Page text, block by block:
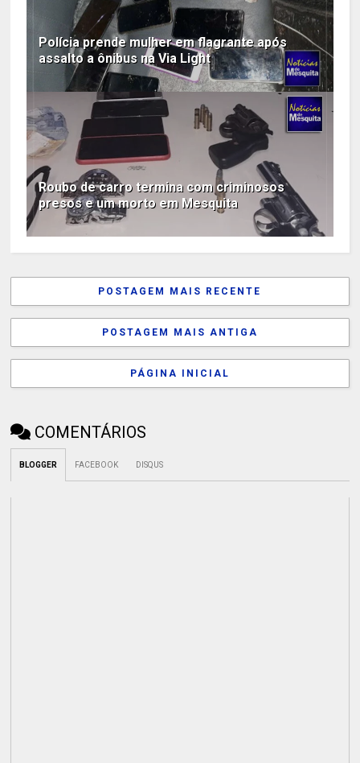
Polícia prende mulher em flagrante após
assalto a ônibus na Via Light
Roubo de carro termina com criminosos
presos e um morto em Mesquita
POSTAGEM MAIS RECENTE
POSTAGEM MAIS ANTIGA
PÁGINA INICIAL
COMENTÁRIOS
BLOGGER FACEBOOK DISQUS